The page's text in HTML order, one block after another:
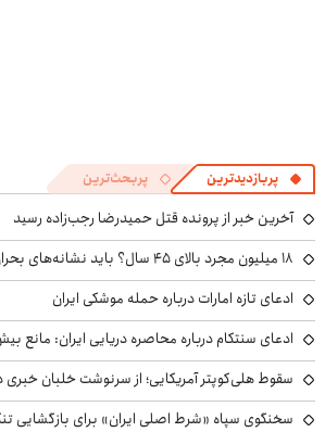
پربازدیدترین پربحث‌ترین
آخرین خبر از پرونده قتل حمیدرضا رجب‌زاده رسید
۱۸ میلیون مجرد بالای ۴۵ سال؟ باید نشانه‌های بحران اجتماعی را جدی گرفت
ادعای تازه امارات درباره حمله موشکی ایران
ادعای سنتکام درباره محاصره دریایی ایران: مانع بیش از ۵۰ کشتی
سقوط هلی‌کوپتر آمریکایی؛ از سرنوشت خلبان
سخنگوی سپاه «شرط اصلی ایران» برای بازگشایی